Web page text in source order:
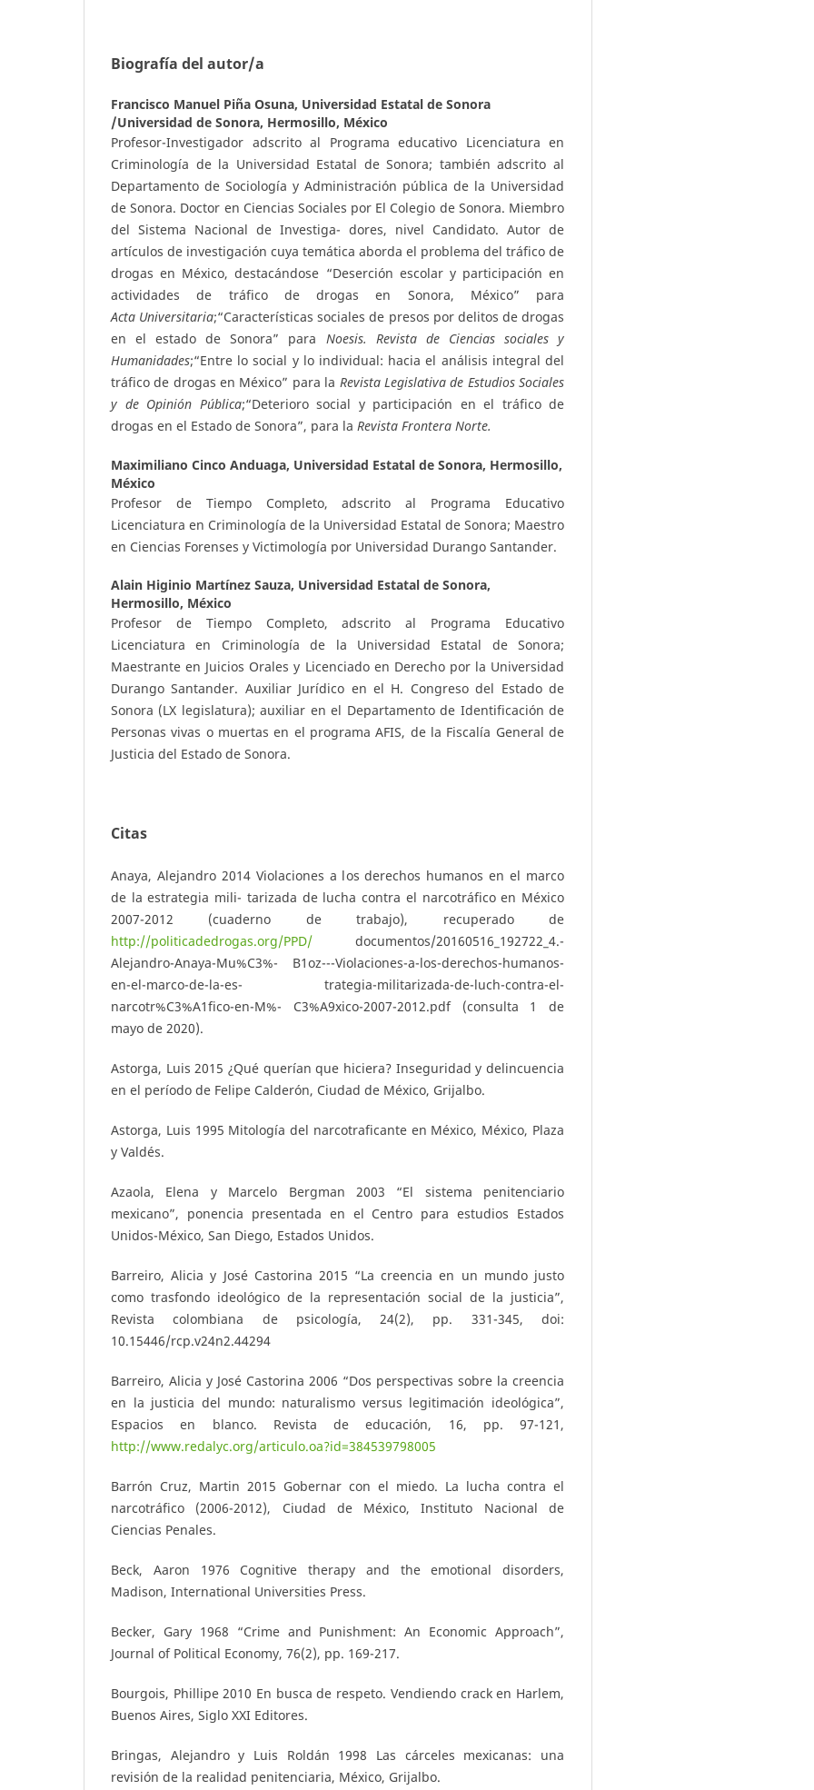
Biografía del autor/a
Francisco Manuel Piña Osuna, Universidad Estatal de Sonora
/Universidad de Sonora, Hermosillo, México
Profesor-Investigador adscrito al Programa educativo Licenciatura en
Criminología de la Universidad Estatal de Sonora; también adscrito al
Departamento de Sociología y Administración pública de la Universidad
de Sonora. Doctor en Ciencias Sociales por El Colegio de Sonora. Miembro
del Sistema Nacional de Investiga- dores, nivel Candidato. Autor de
artículos de investigación cuya temática aborda el problema del tráfico de
drogas en México, destacándose “Deserción escolar y participación en
actividades de tráfico de drogas en Sonora, México” para
Acta Universitaria;“Características sociales de presos por delitos de drogas
en el estado de Sonora” para Noesis. Revista de Ciencias sociales y
Humanidades;“Entre lo social y lo individual: hacia el análisis integral del
tráfico de drogas en México” para la Revista Legislativa de Estudios Sociales
y de Opinión Pública;“Deterioro social y participación en el tráfico de
drogas en el Estado de Sonora”, para la Revista Frontera Norte.
Maximiliano Cinco Anduaga, Universidad Estatal de Sonora, Hermosillo,
México
Profesor de Tiempo Completo, adscrito al Programa Educativo
Licenciatura en Criminología de la Universidad Estatal de Sonora; Maestro
en Ciencias Forenses y Victimología por Universidad Durango Santander.
Alain Higinio Martínez Sauza, Universidad Estatal de Sonora,
Hermosillo, México
Profesor de Tiempo Completo, adscrito al Programa Educativo
Licenciatura en Criminología de la Universidad Estatal de Sonora;
Maestrante en Juicios Orales y Licenciado en Derecho por la Universidad
Durango Santander. Auxiliar Jurídico en el H. Congreso del Estado de
Sonora (LX legislatura); auxiliar en el Departamento de Identificación de
Personas vivas o muertas en el programa AFIS, de la Fiscalía General de
Justicia del Estado de Sonora.
Citas
Anaya, Alejandro 2014 Violaciones a los derechos humanos en el marco
de la estrategia mili- tarizada de lucha contra el narcotráfico en México
2007-2012 (cuaderno de trabajo), recuperado de
http://politicadedrogas.org/PPD/ documentos/20160516_192722_4.-
Alejandro-Anaya-Mu%C3%- B1oz---Violaciones-a-los-derechos-humanos-
en-el-marco-de-la-es- trategia-militarizada-de-luch-contra-el-
narcotr%C3%A1fico-en-M%- C3%A9xico-2007-2012.pdf (consulta 1 de
mayo de 2020).
Astorga, Luis 2015 ¿Qué querían que hiciera? Inseguridad y delincuencia
en el período de Felipe Calderón, Ciudad de México, Grijalbo.
Astorga, Luis 1995 Mitología del narcotraficante en México, México, Plaza
y Valdés.
Azaola, Elena y Marcelo Bergman 2003 “El sistema penitenciario
mexicano”, ponencia presentada en el Centro para estudios Estados
Unidos-México, San Diego, Estados Unidos.
Barreiro, Alicia y José Castorina 2015 “La creencia en un mundo justo
como trasfondo ideológico de la representación social de la justicia”,
Revista colombiana de psicología, 24(2), pp. 331-345, doi:
10.15446/rcp.v24n2.44294
Barreiro, Alicia y José Castorina 2006 “Dos perspectivas sobre la creencia
en la justicia del mundo: naturalismo versus legitimación ideológica”,
Espacios en blanco. Revista de educación, 16, pp. 97-121,
http://www.redalyc.org/articulo.oa?id=384539798005
Barrón Cruz, Martin 2015 Gobernar con el miedo. La lucha contra el
narcotráfico (2006-2012), Ciudad de México, Instituto Nacional de
Ciencias Penales.
Beck, Aaron 1976 Cognitive therapy and the emotional disorders,
Madison, International Universities Press.
Becker, Gary 1968 “Crime and Punishment: An Economic Approach”,
Journal of Political Economy, 76(2), pp. 169-217.
Bourgois, Phillipe 2010 En busca de respeto. Vendiendo crack en Harlem,
Buenos Aires, Siglo XXI Editores.
Bringas, Alejandro y Luis Roldán 1998 Las cárceles mexicanas: una
revisión de la realidad penitenciaria, México, Grijalbo.